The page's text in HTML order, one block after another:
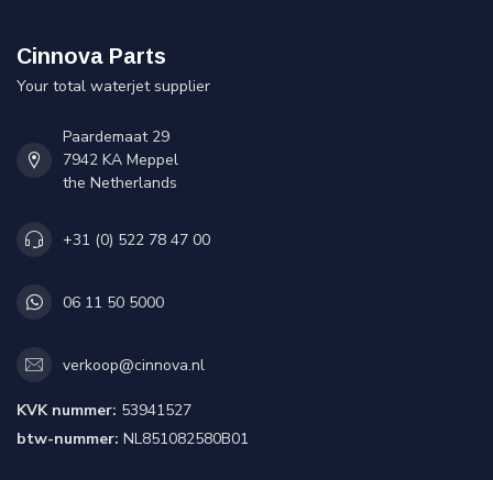
Cinnova Parts
Your total waterjet supplier
Paardemaat 29
7942 KA Meppel
the Netherlands
+31 (0) 522 78 47 00
06 11 50 5000
verkoop@cinnova.nl
KVK nummer: 53941527
btw-nummer: NL851082580B01